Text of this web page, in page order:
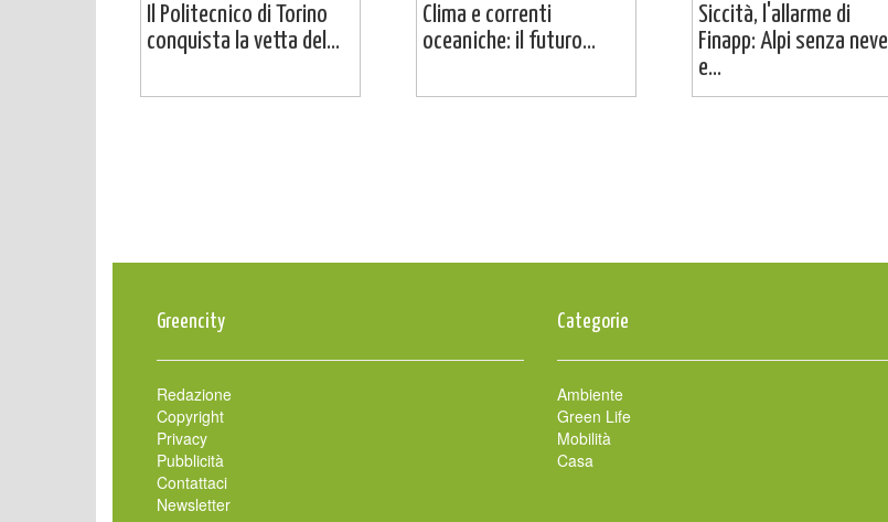
Il Politecnico di Torino
conquista la vetta del...
Clima e correnti
oceaniche: il futuro...
Siccità, l'allarme di
Finapp: Alpi senza neve
e...
Greencity
Redazione
Copyright
Privacy
Pubblicità
Contattaci
Newsletter
Categorie
Ambiente
Green Life
Mobilità
Casa